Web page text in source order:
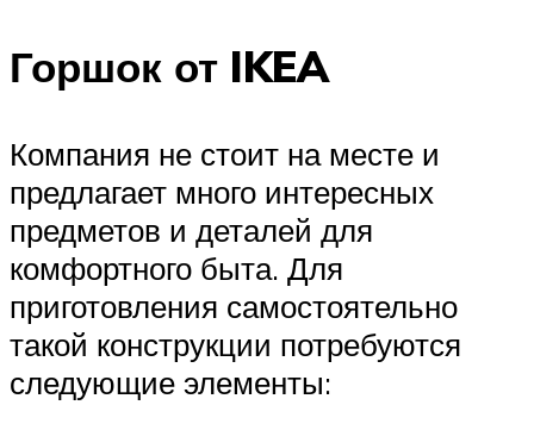
Горшок от IKEA
Компания не стоит на месте и
предлагает много интересных
предметов и деталей для
комфортного быта. Для
приготовления самостоятельно
такой конструкции потребуются
следующие элементы: